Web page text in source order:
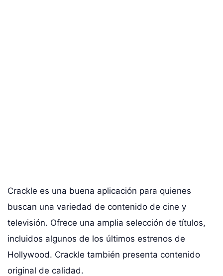
Crackle es una buena aplicación para quienes
buscan una variedad de contenido de cine y
televisión. Ofrece una amplia selección de títulos,
incluidos algunos de los últimos estrenos de
Hollywood. Crackle también presenta contenido
original de calidad.